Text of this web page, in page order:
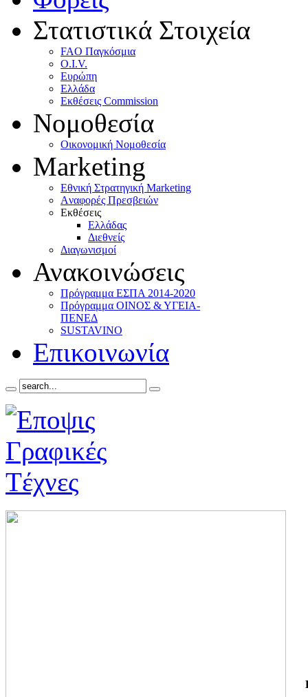
Στατιστικά Στοιχεία
FAO Παγκόσμια
O.I.V.
Ευρώπη
Ελλάδα
Eκθέσεις Commission
Νομοθεσία
Οικονομική Νομοθεσία
Marketing
Eθνική Στρατηγική Marketing
Aναφορές Πρεσβειών
Eκθέσεις
Eλλάδας
Διεθνείς
Διαγωνισμοί
Ανακοινώσεις
Πρόγραμμα ΕΣΠΑ 2014-2020
Πρόγραμμα ΟΙΝΟΣ & ΥΓΕΙΑ-
ΠΕΝΕΔ
SUSTAVINO
Επικοινωνία